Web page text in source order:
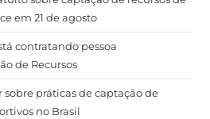
em 21 de agosto
contratando pessoa
de Recursos
práticas de captação de
no Brasil